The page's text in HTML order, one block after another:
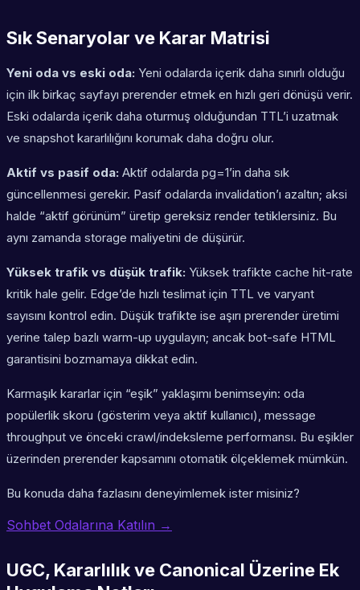
Sık Senaryolar ve Karar Matrisi
Yeni oda vs eski oda: Yeni odalarda içerik daha sınırlı olduğu
için ilk birkaç sayfayı prerender etmek en hızlı geri dönüşü verir.
Eski odalarda içerik daha oturmuş olduğundan TTL’i uzatmak
ve snapshot kararlılığını korumak daha doğru olur.
Aktif vs pasif oda: Aktif odalarda pg=1’in daha sık
güncellenmesi gerekir. Pasif odalarda invalidation’ı azaltın; aksi
halde “aktif görünüm” üretip gereksiz render tetiklersiniz. Bu
aynı zamanda storage maliyetini de düşürür.
Yüksek trafik vs düşük trafik: Yüksek trafikte cache hit-rate
kritik hale gelir. Edge’de hızlı teslimat için TTL ve varyant
sayısını kontrol edin. Düşük trafikte ise aşırı prerender üretimi
yerine talep bazlı warm-up uygulayın; ancak bot-safe HTML
garantisini bozmamaya dikkat edin.
Karmaşık kararlar için “eşik” yaklaşımı benimseyin: oda
popülerlik skoru (gösterim veya aktif kullanıcı), message
throughput ve önceki crawl/indeksleme performansı. Bu eşikler
üzerinden prerender kapsamını otomatik ölçeklemek mümkün.
Bu konuda daha fazlasını deneyimlemek ister misiniz?
Sohbet Odalarına Katılın →
UGC, Kararlılık ve Canonical Üzerine Ek